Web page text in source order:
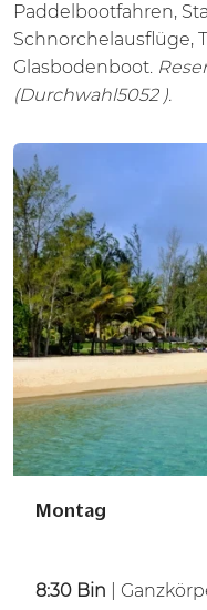
Paddelbootfahren,
Schnorchelausflüge,
Glasbodenboot.
(Durchwahl5052 ).
Montag
8:30 Bin |